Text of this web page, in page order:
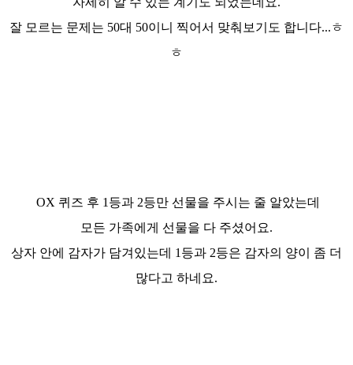
잘 모르는 문제는 50대 50이니 찍어서 맞춰보기도 합니다...ㅎ
ㅎ
OX 퀴즈 후 1등과 2등만 선물을 주시는 줄 알았는데
모든 가족에게 선물을 다 주셨어요.
상자 안에 감자가 담겨있는데 1등과 2등은 감자의 양이 좀 더
많다고 하네요.